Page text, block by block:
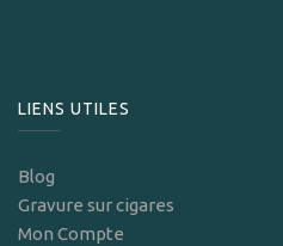
LIENS UTILES
Blog
Gravure sur cigares
Mon Compte